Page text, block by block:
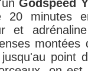
Godspeed
20 minutes
et
montées
point